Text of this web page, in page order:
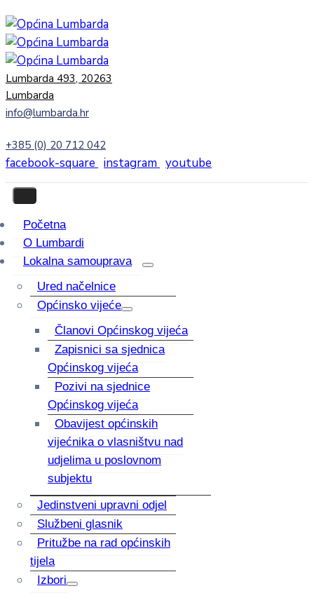
Lumbarda 493, 20263
Lumbarda
info@lumbarda.hr
+385 (0) 20 712 042
facebook-square instagram youtube
Početna
O Lumbardi
Lokalna samouprava
Ured načelnice
Općinsko vijeće
Članovi Općinskog vijeća
Zapisnici sa sjednica
Općinskog vijeća
Pozivi na sjednice
Općinskog vijeća
Obavijest općinskih
vijećnika o vlasništvu nad
udjelima u poslovnom
subjektu
Jedinstveni upravni odjel
Službeni glasnik
Pritužbe na rad općinskih
tijela
Izbori